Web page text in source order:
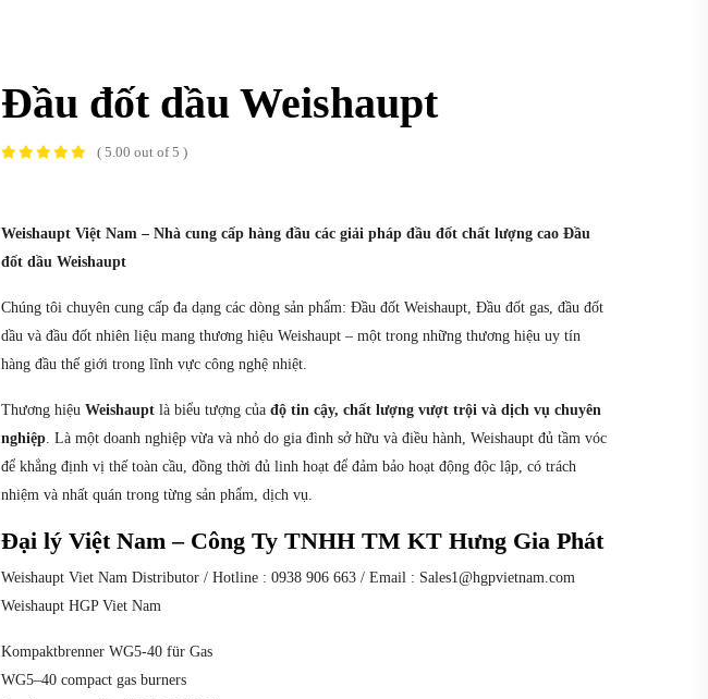
Đầu đốt dầu Weishaupt
( 5.00 out of 5 )
Weishaupt Việt Nam – Nhà cung cấp hàng đầu các giải pháp đầu đốt chất lượng cao Đầu
đốt dầu Weishaupt
Chúng tôi chuyên cung cấp đa dạng các dòng sản phẩm: Đầu đốt Weishaupt, Đầu đốt gas, đầu đốt
dầu và đầu đốt nhiên liệu mang thương hiệu Weishaupt – một trong những thương hiệu uy tín
hàng đầu thế giới trong lĩnh vực công nghệ nhiệt.
Thương hiệuWeishaupt là biểu tượng củađộ tin cậy, chất lượng vượt trội và dịch vụ chuyên
nghiệp. Là một doanh nghiệp vừa và nhỏ do gia đình sở hữu và điều hành, Weishaupt đủ tầm vóc
để khẳng định vị thế toàn cầu, đồng thời đủ linh hoạt để đảm bảo hoạt động độc lập, có trách
nhiệm và nhất quán trong từng sản phẩm, dịch vụ.
Đại lý Việt Nam – Công Ty TNHH TM KT Hưng Gia Phát
Weishaupt Viet Nam Distributor / Hotline : 0938 906 663 / Email : Sales1@hgpvietnam.com
Weishaupt HGP Viet Nam
Kompaktbrenner WG5-40 für Gas
WG5–40 compact gas burners